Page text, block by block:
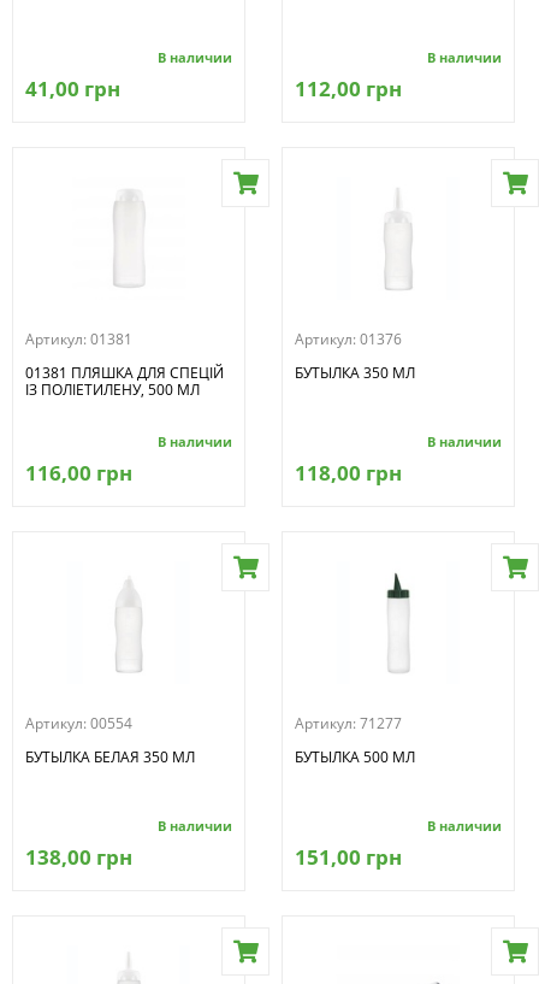
В наличии
41,00 грн
В наличии
112,00 грн
Артикул: 01381
01381 ПЛЯШКА ДЛЯ СПЕЦІЙ
ІЗ ПОЛІЕТИЛЕНУ, 500 МЛ
В наличии
116,00 грн
Артикул: 01376
БУТЫЛКА 350 МЛ
В наличии
118,00 грн
Артикул: 00554
БУТЫЛКА БЕЛАЯ 350 МЛ
В наличии
138,00 грн
Артикул: 71277
БУТЫЛКА 500 МЛ
В наличии
151,00 грн